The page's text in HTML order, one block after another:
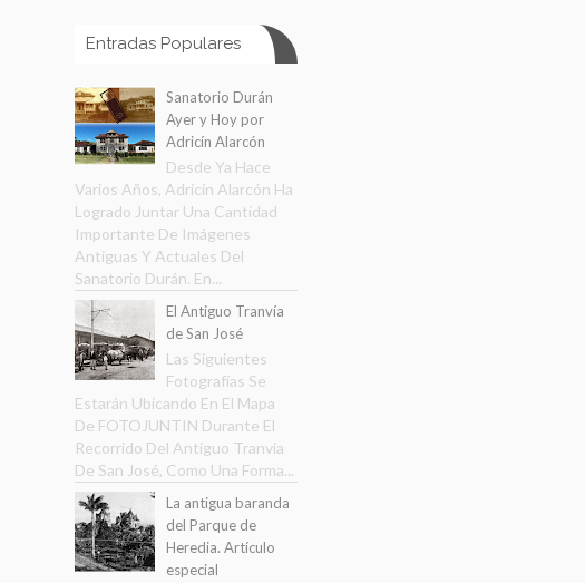
Entradas Populares
Sanatorio Durán
Ayer y Hoy por
Adricín Alarcón
Desde Ya Hace
Varios Años, Adricín Alarcón Ha
Logrado Juntar Una Cantidad
Importante De Imágenes
Antiguas Y Actuales Del
Sanatorio Durán. En...
El Antiguo Tranvía
de San José
Las Siguientes
Fotografías Se
Estarán Ubicando En El Mapa
De FOTOJUNTIN Durante El
Recorrido Del Antiguo Tranvía
De San José, Como Una Forma...
La antigua baranda
del Parque de
Heredia. Artículo
especial